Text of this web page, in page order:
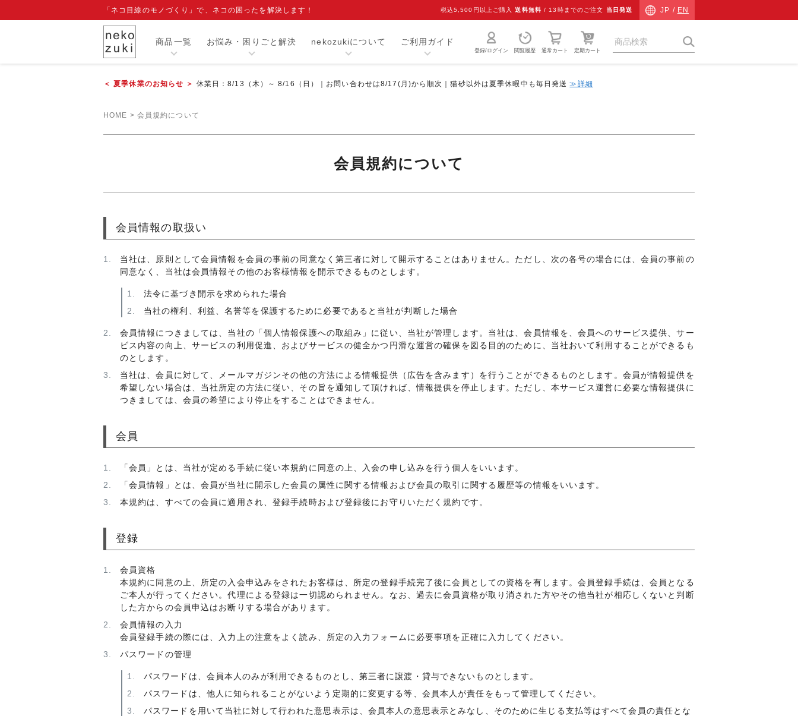
「ネコ目線のモノづくり」で、ネコの困ったを解決します！ 税込5,500円以上ご購入送料無料 / 13時までのご注文 当日発送 JP / EN
商品一覧
エリザベスカラー
猫砂・トイレ用品
室内用品
お手入れ用品
お悩み・困りごと解決 nekozukiについて ご利用ガイド
登録/ログイン 閲覧履歴 通常カート 定期カート
＜ 夏季休業のお知らせ ＞ 休業日：8/13（木）～ 8/16（日）｜お問い合わせは8/17(月)から順次｜猫砂以外は夏季休暇中も毎日発送≫詳細
HOME 会員規約について
会員規約について
会員情報の取扱い
当社は、原則として会員情報を会員の事前の同意なく第三者に対して開示することはありません。ただし、次の各号の場合には、会員の事前の
同意なく、当社は会員情報その他のお客様情報を開示できるものとします。
法令に基づき開示を求められた場合
当社の権利、利益、名誉等を保護するために必要であると当社が判断した場合
会員情報につきましては、当社の「個人情報保護への取組み」に従い、当社が管理します。当社は、会員情報を、会員へのサービス提供、サー
ビス内容の向上、サービスの利用促進、およびサービスの健全かつ円滑な運営の確保を図る目的のために、当社おいて利用することができるも
のとします。
当社は、会員に対して、メールマガジンその他の方法による情報提供（広告を含みます）を行うことができるものとします。会員が情報提供を
希望しない場合は、当社所定の方法に従い、その旨を通知して頂ければ、情報提供を停止します。ただし、本サービス運営に必要な情報提供に
つきましては、会員の希望により停止をすることはできません。
会員
「会員」とは、当社が定める手続に従い本規約に同意の上、入会の申し込みを行う個人をいいます。
「会員情報」とは、会員が当社に開示した会員の属性に関する情報および会員の取引に関する履歴等の情報をいいます。
本規約は、すべての会員に適用され、登録手続時および登録後にお守りいただく規約です。
登録
会員資格
本規約に同意の上、所定の入会申込みをされたお客様は、所定の登録手続完了後に会員としての資格を有します。会員登録手続は、会員となる
ご本人が行ってください。代理による登録は一切認められません。なお、過去に会員資格が取り消された方やその他当社が相応しくないと判断
した方からの会員申込はお断りする場合があります。
会員情報の入力
会員登録手続の際には、入力上の注意をよく読み、所定の入力フォームに必要事項を正確に入力してください。
パスワードの管理
パスワードは、会員本人のみが利用できるものとし、第三者に譲渡・貸与できないものとします。
パスワードは、他人に知られることがないよう定期的に変更する等、会員本人が責任をもって管理してください。
パスワードを用いて当社に対して行われた意思表示は、会員本人の意思表示とみなし、そのために生じる支払等はすべて会員の責任とな